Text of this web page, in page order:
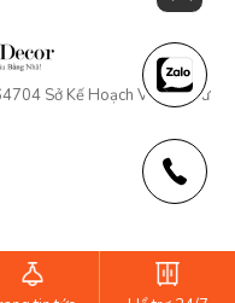
Sở Kế Hoạch Và Đầu Tư